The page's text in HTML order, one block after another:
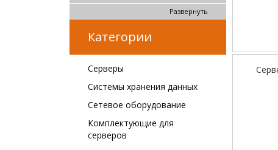
Развернуть
Категории
Серверы
Системы хранения данных
Сетевое оборудование
Комплектующие для
серверов